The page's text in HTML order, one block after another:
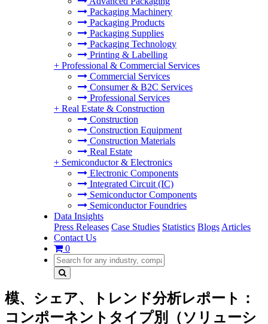
Packaging Machinery
Packaging Products
Packaging Supplies
Packaging Technology
Printing & Labelling
+ Professional & Commercial Services
Commercial Services
Consumer & B2C Services
Professional Services
+ Real Estate & Construction
Construction
Construction Equipment
Construction Materials
Real Estate
+ Semiconductor & Electronics
Electronic Components
Integrated Circuit (IC)
Semiconductor Components
Semiconductor Foundries
Data Insights
Press Releases Case Studies Statistics Blogs Articles
Contact Us
0
模、シェア、トレンド分析レポート：
コンポーネントタイプ別（ソリューシ